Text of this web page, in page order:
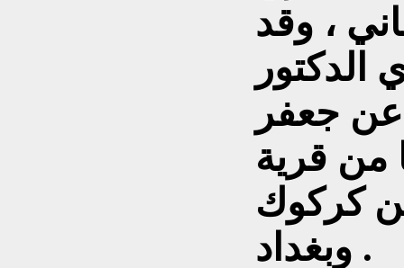
، وقد
جعفر
من قرية
كركوك
وبغداد .